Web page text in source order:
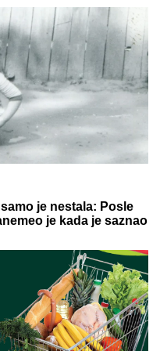
je nestala: Posle
je kada je saznao